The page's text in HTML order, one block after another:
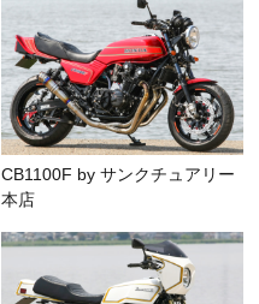
CB1100F by サンクチュアリー
本店